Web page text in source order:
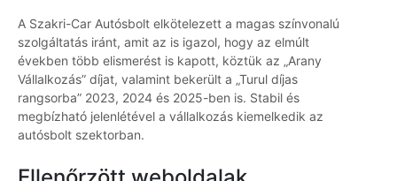
A Szakri-Car Autósbolt elkötelezett a magas színvonalú
szolgáltatás iránt, amit az is igazol, hogy az elmúlt
években több elismerést is kapott, köztük az „Arany
Vállalkozás” díjat, valamint bekerült a „Turul díjas
rangsorba” 2023, 2024 és 2025-ben is. Stabil és
megbízható jelenlétével a vállalkozás kiemelkedik az
autósbolt szektorban.